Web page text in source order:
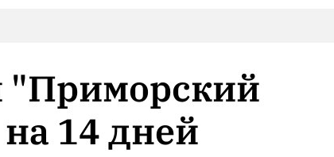
"Приморский
14 дней